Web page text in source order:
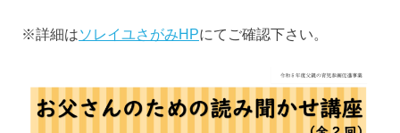
※詳細はソレイユさがみHPにてご確認下さい。